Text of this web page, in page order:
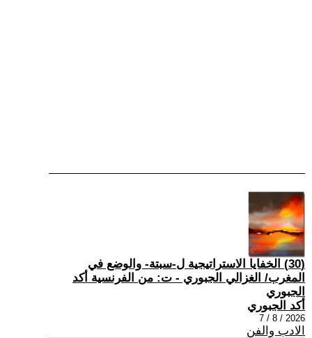
(30) الخفايا الاستراتيجية ل-سبتة- والوضع في
المغرب/ الغزالي الجبوري - ت: من الفرنسية أكد
الجبوري
أكد الجبوري
2026 / 8 / 7
الادب والفن